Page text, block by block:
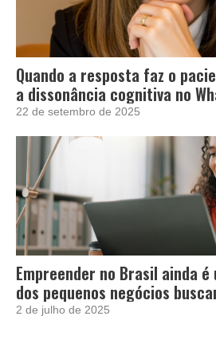
Quando a resposta faz o
a dissonância cognitiva no
22 de setembro de 2025
Empreender no Brasil ainda
dos pequenos negócios
e crescer
2 de julho de 2025